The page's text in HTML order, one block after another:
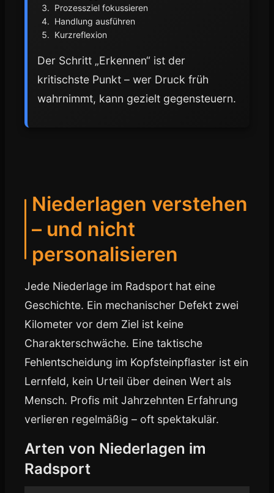
Prozessziel fokussieren
Handlung ausführen
Kurzreflexion
Der Schritt „Erkennen“ ist der
kritischste Punkt – wer Druck früh
wahrnimmt, kann gezielt gegensteuern.
Niederlagen verstehen
– und nicht
personalisieren
Jede Niederlage im Radsport hat eine
Geschichte. Ein mechanischer Defekt zwei
Kilometer vor dem Ziel ist keine
Charakterschwäche. Eine taktische
Fehlentscheidung im Kopfsteinpflaster ist ein
Lernfeld, kein Urteil über deinen Wert als
Mensch. Profis mit Jahrzehnten Erfahrung
verlieren regelmäßig – oft spektakulär.
Arten von Niederlagen im
Radsport